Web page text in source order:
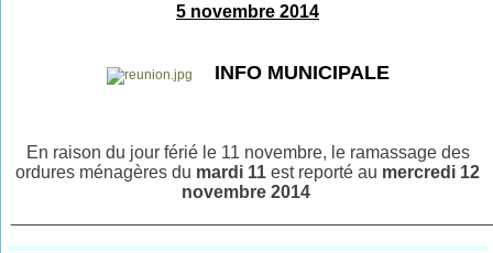
5 novembre 2014
INFO MUNICIPALE
En raison du jour férié le 11 novembre, le ramassage des
ordures ménagères du mardi 11 est reporté au mercredi 12
novembre 2014